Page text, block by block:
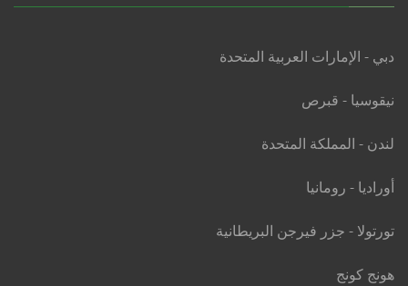
دبي - الإمارات العربية المتحدة
نيقوسيا - قبرص
لندن - المملكة المتحدة
أوراديا - رومانيا
تورتولا - جزر فيرجن البريطانية
هونج كونج